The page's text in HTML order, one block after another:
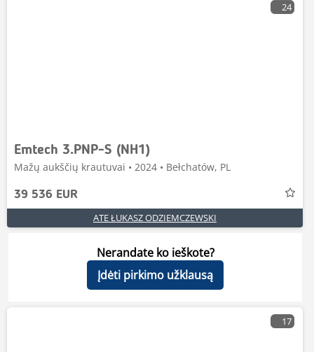
24
Emtech 3.PNP-S (NH1)
Mažų aukščių krautuvai • 2024 • Bełchatów, PL
39 536 EUR
ATE ŁUKASZ ODZIEMCZEWSKI
Nerandate ko ieškote?
Įdėti pirkimo užklausą
17